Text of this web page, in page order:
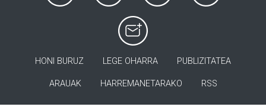
HONI BURUZ LEGE OHARRA PUBLIZITATEA
ARAUAK HARREMANETARAKO RSS